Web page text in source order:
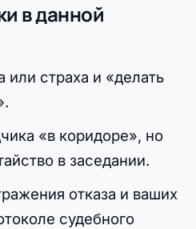
в данной
или страха и «делать
«в коридоре», но
в заседании.
отказа и ваших
судебного